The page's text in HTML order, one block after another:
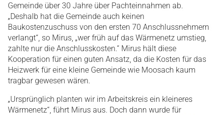
Gemeinde über 30 Jahre über Pachteinnahmen ab.
„Deshalb hat die Gemeinde auch keinen
Baukostenzuschuss von den ersten 70 Anschlussnehmern
verlangt“, so Mirus, „wer früh auf das Wärmenetz umstieg,
zahlte nur die Anschlusskosten.“ Mirus hält diese
Kooperation für einen guten Ansatz, da die Kosten für das
Heizwerk für eine kleine Gemeinde wie Moosach kaum
tragbar gewesen wären.
„Ursprünglich planten wir im Arbeitskreis ein kleineres
Wärmenetz“, führt Mirus aus. Doch dann wurde für